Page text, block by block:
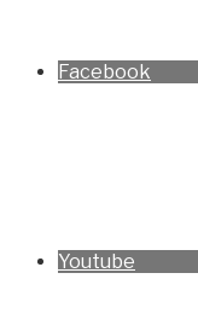
Facebook
Youtube